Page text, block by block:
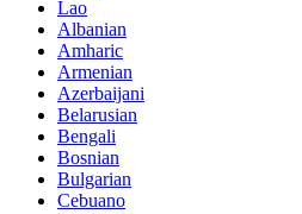
Lao
Albanian
Amharic
Armenian
Azerbaijani
Belarusian
Bengali
Bosnian
Bulgarian
Cebuano